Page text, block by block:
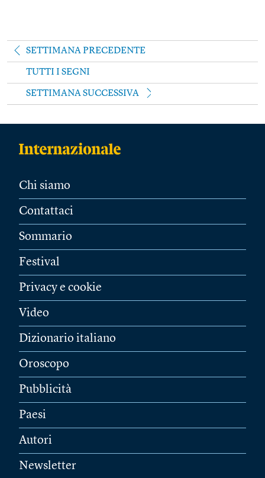
SETTIMANA PRECEDENTE
TUTTI I SEGNI
SETTIMANA SUCCESSIVA
Chi siamo
Contattaci
Sommario
Festival
Privacy e cookie
Video
Dizionario italiano
Oroscopo
Pubblicità
Paesi
Autori
Newsletter